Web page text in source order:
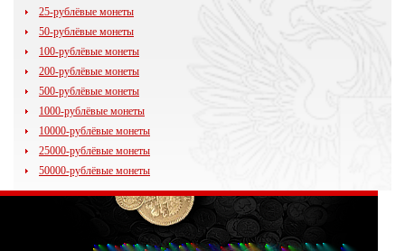
25-рублёвые монеты
50-рублёвые монеты
100-рублёвые монеты
200-рублёвые монеты
500-рублёвые монеты
1000-рублёвые монеты
10000-рублёвые монеты
25000-рублёвые монеты
50000-рублёвые монеты
35kopeek.ruВсе права защищены.
Любое копирование материалов сайта (в том числе изображений)
перепечатка или последующее распространение возможно только